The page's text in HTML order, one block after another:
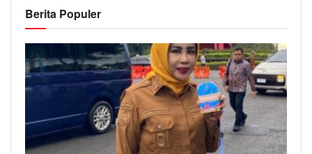
Berita Populer